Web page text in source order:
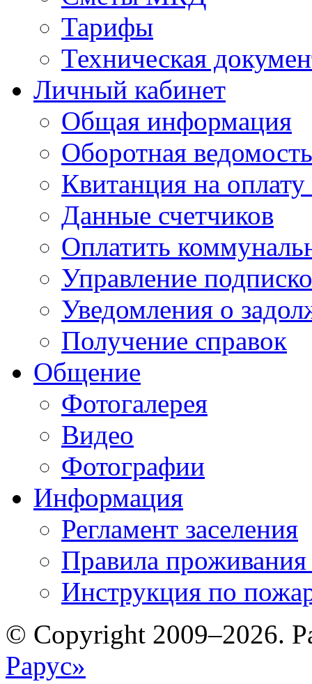
Тарифы
Техническая
Личный кабинет
Общая информация
Оборотная ведомость
Квитанция на
Данные счетчиков
Оплатить
Управление
Уведомления о
Получение справок
Общение
Фотогалерея
Видео
Фотографии
Информация
Регламент заселения
Правила
Инструкция по
© Copyright 2009–2026.
Рарус»